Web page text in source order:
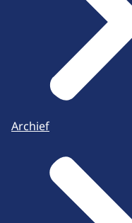
Archief